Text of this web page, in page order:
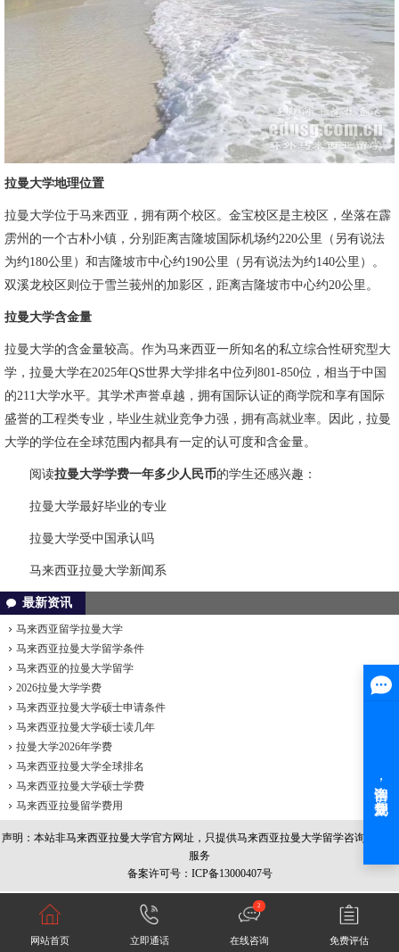
拉曼大学地理位置
拉曼大学位于马来西亚，拥有两个校区。金宝校区是主校区，坐落在霹
雳州的一个古朴小镇，分别距离吉隆坡国际机场约220公里（另有说法
为约180公里）和吉隆坡市中心约190公里（另有说法为约140公里）。
双溪龙校区则位于雪兰莪州的加影区，距离吉隆坡市中心约20公里。
拉曼大学含金量
拉曼大学的含金量较高。作为马来西亚一所知名的私立综合性研究型大
学，拉曼大学在2025年QS世界大学排名中位列801-850位，相当于中国
的211大学水平。其学术声誉卓越，拥有国际认证的商学院和享有国际
盛誉的工程类专业，毕业生就业竞争力强，拥有高就业率。因此，拉曼
大学的学位在全球范围内都具有一定的认可度和含金量。
阅读拉曼大学学费一年多少人民币的学生还感兴趣：
拉曼大学最好毕业的专业
拉曼大学受中国承认吗
马来西亚拉曼大学新闻系
最新资讯
马来西亚留学拉曼大学
马来西亚拉曼大学留学条件
马来西亚的拉曼大学留学
2026拉曼大学学费
马来西亚拉曼大学硕士申请条件
马来西亚拉曼大学硕士读几年
拉曼大学2026年学费
马来西亚拉曼大学全球排名
马来西亚拉曼大学硕士学费
马来西亚拉曼留学费用
声明：本站非马来西亚拉曼大学官方网址，只提供马来西亚拉曼大学留学咨询和办理
服务
备案许可号：ICP备13000407号
网站首页 立即通话
2
在线咨询 免费评估